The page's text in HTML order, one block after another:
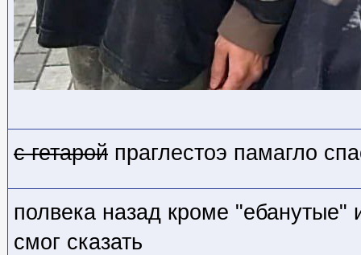
с гетарой праглестоэ памагло
полвека назад кроме "ебанутые"
смог сказать